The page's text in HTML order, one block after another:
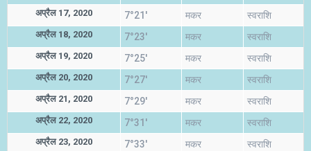
अप्रैल 17, 2020 7°21' मकर स्वराशि
अप्रैल 18, 2020 7°23' मकर स्वराशि
अप्रैल 19, 2020 7°25' मकर स्वराशि
अप्रैल 20, 2020 7°27' मकर स्वराशि
अप्रैल 21, 2020 7°29' मकर स्वराशि
अप्रैल 22, 2020 7°31' मकर स्वराशि
अप्रैल 23, 2020 7°33' मकर स्वराशि